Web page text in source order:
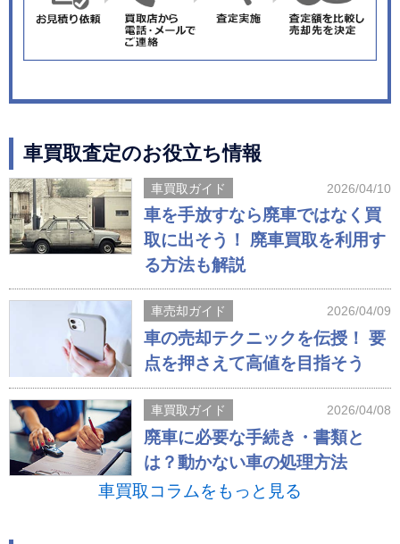
車買取査定のお役立ち情報
車買取ガイド 2026/04/10
車を手放すなら廃車ではなく買
取に出そう！ 廃車買取を利用す
る方法も解説
車売却ガイド 2026/04/09
車の売却テクニックを伝授！ 要
点を押さえて高値を目指そう
車買取ガイド 2026/04/08
廃車に必要な手続き・書類と
は？動かない車の処理方法
車買取コラムをもっと見る